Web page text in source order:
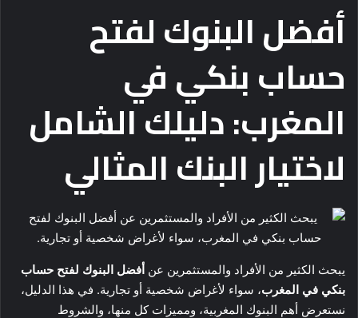
أفضل البنوك لفتح
حساب بنكي في
المغرب: دليلك الشامل
لاختيار البنك المثالي
يبحث الكثير من الأفراد والمستثمرين عن أفضل البنوك لفتح حساب
بنكي في المغرب، سواء لأغراض شخصية أو تجارية. في هذا الدليل،
نستعرض أهم البنوك المغربية، ومميزات كل منها، والشروط